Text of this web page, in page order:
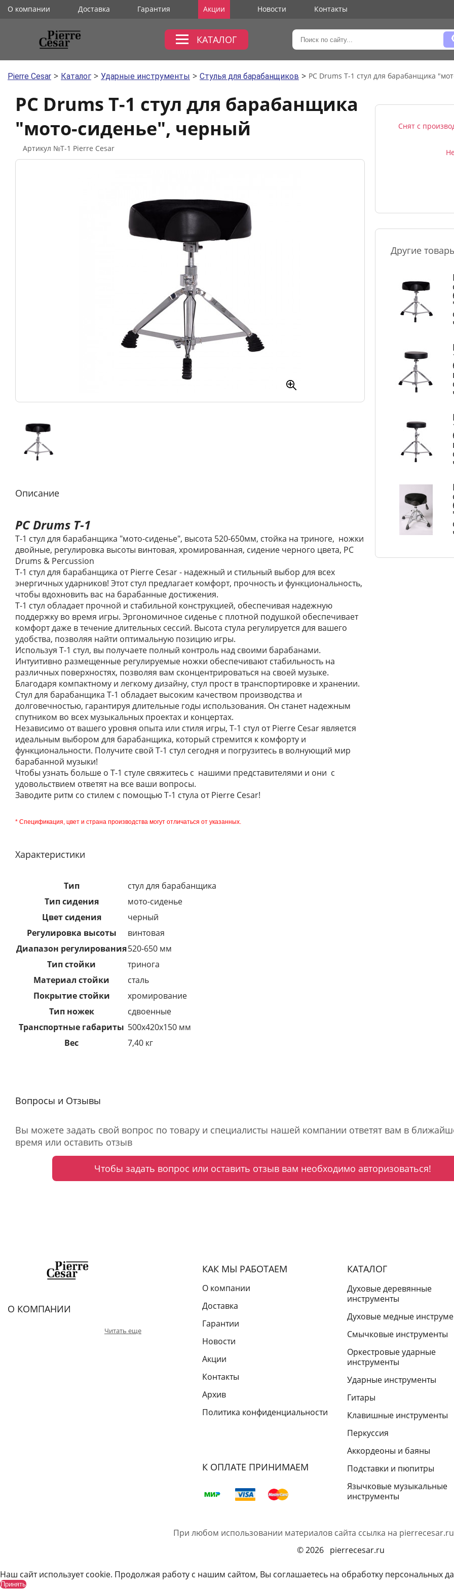
О компании Доставка Гарантия Акции Новости Контакты
КАТАЛОГ
Pierre Cesar > Каталог > Ударные инструменты > Стулья для барабанщиков > PC Drums T-1 cтул для барабанщика
PC Drums T-1 cтул для барабанщика
"мото-сиденье", черный
Артикул №T-1 Pierre Cesar
Описание
PC Drums T-1
T-1 cтул для барабанщика "мото-сиденье", высота 520-650мм, стойка на триноге, ножки
двойные, регулировка высоты винтовая, хромированная, сидение черного цвета, PC
Drums & Percussion
T-1 стул для барабанщика от Pierre Cesar - надежный и стильный выбор для всех
энергичных ударников! Этот стул предлагает комфорт, прочность и функциональность,
чтобы вдохновить вас на барабанные достижения.
T-1 стул обладает прочной и стабильной конструкцией, обеспечивая надежную
поддержку во время игры. Эргономичное сиденье с плотной подушкой обеспечивает
комфорт даже в течение длительных сессий. Высота стула регулируется для вашего
удобства, позволяя найти оптимальную позицию игры.
Используя T-1 стул, вы получаете полный контроль над своими барабанами.
Интуитивно размещенные регулируемые ножки обеспечивают стабильность на
различных поверхностях, позволяя вам сконцентрироваться на своей музыке.
Благодаря компактному и легкому дизайну, стул прост в транспортировке и хранении.
Cтул для барабанщика T-1 обладает высоким качеством производства и
долговечностью, гарантируя длительные годы использования. Он станет надежным
спутником во всех музыкальных проектах и концертах.
Независимо от вашего уровня опыта или стиля игры, T-1 стул от Pierre Cesar является
идеальным выбором для барабанщика, который стремится к комфорту и
функциональности. Получите свой T-1 стул сегодня и погрузитесь в волнующий мир
барабанной музыки!
Чтобы узнать больше о T-1 стуле свяжитесь с нашими представителями и они с
удовольствием ответят на все ваши вопросы.
Заводите ритм со стилем с помощью T-1 стула от Pierre Cesar!
* Спецификация, цвет и страна производства могут отличаться от указанных.
Характеристики
Тип
стул для барабанщика
Тип сидения
мото-сиденье
Цвет сидения
черный
Регулировка высоты
винтовая
Диапазон регулирования520-650 мм
Тип стойки
тринога
Материал стойки
сталь
Покрытие стойки
хромирование
Тип ножек
сдвоенные
Транспортные габариты 500х420х150 мм
Вес
7,40 кг
Снят с
Другие
Вопросы и Отзывы
Вы можете задать свой вопрос по товару и специалисты нашей компании ответят вам в
время или оставить отзыв
Чтобы задать вопрос или оставить отзыв вам необходимо авторизоваться!
О КОМПАНИИ
Читать еще
КАК МЫ РАБОТАЕМ
О компании
Доставка
Гарантии
Новости
Акции
Контакты
Архив
Политика конфиденциальности
К ОПЛАТЕ ПРИНИМАЕМ
КАТАЛОГ
Духовые деревянные
инструменты
Духовые медные
Смычковые инструменты
Оркестровые ударные
инструменты
Ударные инструменты
Гитары
Клавишные инструменты
Перкуссия
Аккордеоны и баяны
Подставки и пюпитры
Язычковые музыкальные
инструменты
При любом использовании материалов сайта ссылка на pierrecesar.ru
© 2026 pierrecesar.ru
Наш сайт использует cookie. Продолжая работу с нашим сайтом, Вы соглашаетесь на обработку персональных
Принять